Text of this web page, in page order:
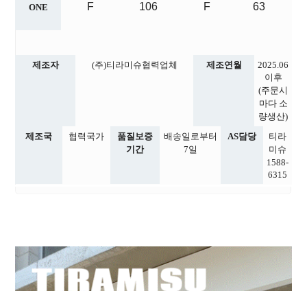
ONE
F 106 F 63
제조자 (주)티라미슈협력업체 제조연월
2025.06
이후
(주문시
마다 소
량생산)
제조국
협력국가
품질보증
기간
배송일로부터
7일
AS담당
티라
미슈
1588-
6315